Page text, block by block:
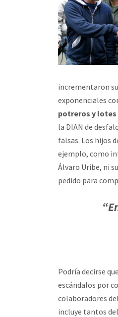
incrementaron
exponenciales
potreros y lotes
la DIAN de
falsas. Los hijos
ejemplo, como
Álvaro Uribe, ni
pedido para
Podría decirse
escándalos por
colaboradores
incluye tantos